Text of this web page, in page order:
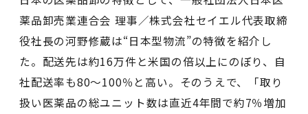
薬品卸売業連合会 理事／株式会社セイエル代表取締
役社長の河野修蔵は“日本型物流”の特徴を紹介し
た。配送先は約16万件と米国の倍以上にのぼり、自
社配送率も80〜100％と高い。そのうえで、「取り
扱い医薬品の総ユニット数は直近4年間で約7％増加